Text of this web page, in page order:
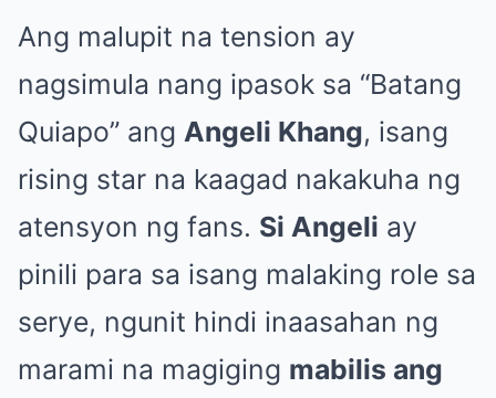
Ang malupit na tension ay
nagsimula nang ipasok sa “Batang
Quiapo” ang Angeli Khang, isang
rising star na kaagad nakakuha ng
atensyon ng fans. Si Angeli ay
pinili para sa isang malaking role sa
serye, ngunit hindi inaasahan ng
marami na magiging mabilis ang